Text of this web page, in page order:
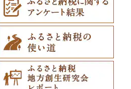
南富良野町
上富良野町
和寒町
紋別市
乙部町
根室市
新郷村
横浜町
野辺地町
佐井村
六戸町
五所川原市
田野畑村
盛岡市
遠野市
奥州市
雫石町
岩手県（県庁）
岩沼市
七ヶ宿町
大崎市
塩竈市
石巻市
多賀城市
羽後町
秋田県（県庁）
秋田市
男鹿市
美郷町
東成瀬村
川西町
鶴岡市
山形県（県庁）
金山町
東根市
飯豊町
猪苗代町
川俣町
郡山市
西会津町
玉川村
いわき市
常総市
東海村
美浦村
大洗町
河内町
ひたちなか市
茂木町
那須烏山市
矢板市
さくら市
足利市
那須町
みどり市
千代田町
みなかみ町
片品村
富岡市
館林市
小鹿野町
坂戸市
鳩山町
埼玉県（県庁）
神川町
東秩父村
習志野市
銚子市
君津市
旭市
南房総市
八街市
大島町
府中市
国分寺市
東村山市
中央区
あきる野市
藤沢市
神奈川県（県庁）
鎌倉市
大和市
伊勢原市
小田原市
三条市
見附市
糸魚川市
胎内市
上越市
阿賀野市
南砺市
金沢市
内灘町
かほく市
小松市
志賀町
加賀市
福井市
大野市
敦賀市
おおい町
永平寺町
山梨県（県庁）
道志村
忍野村
笛吹市
中央市
北杜市
朝日村
長野市
根羽村
池田町
須坂市
川上村
山県市
羽島市
本巣市
川辺町
大垣市
輪之内町
伊東市
島田市
沼津市
伊豆市
裾野市
焼津市
南知多町
江南市
みよし市
西尾市
武豊町
幸田町
朝日町
菰野町
紀宝町
伊勢市
四日市市
大台町
米原市
豊郷町
多賀町
野洲市
長岡京市
綾部市
笠置町
南丹市
宇治市
京丹波町
岸和田市
泉南市
忠岡町
四條畷市
寝屋川市
泉大津市
三木市
新温泉町
福崎町
西脇市
宍粟市
丹波市
十津川村
高取町
広陵町
天理市
三郷町
下北山村
美浜町
御坊市
高野町
九度山町
紀美野町
古座川町
湯梨浜町
岩美町
倉吉市
日南町
伯耆町
日吉津村
浜田市
大田市
松江市
江津市
島根県（県庁）
笠岡市
里庄町
玉野市
赤磐市
瀬戸内市
和気町
大崎上島町
東広島市
竹原市
熊野町
呉市
海田町
山口市
周南市
宇部市
美祢市
下関市
和木町
海陽町
徳島市
勝浦町
美馬市
美波町
上勝町
三木町
まんのう町
琴平町
東かがわ市
善通寺市
坂出市
伊予市
松山市
西条市
東温市
宇和島市
内子町
奈半利町
土佐市
津野町
高知県（県庁）
四万十町
大川村
赤村
須恵町
香春町
飯塚市
志免町
筑紫野市
基山町
上峰町
吉野ヶ里町
鹿島市
小城市
佐賀市
南島原市
波佐見町
長崎市
川棚町
島原市
五島市
水上村
高森町
大津町
和水町
長洲町
天草市
杵築市
日出町
津久見市
豊後高田市
宇佐市
佐伯市
都城市
椎葉村
日向市
日之影町
新富町
綾町
いちき串木野市
徳之島町
湧水町
垂水市
南さつま市
屋久島町
宮古島市
八重瀬町
座間味村
糸満市
北中城村
久米島町